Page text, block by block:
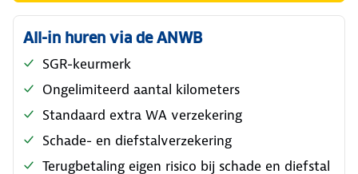
All-in huren via de ANWB
SGR-keurmerk
Ongelimiteerd aantal kilometers
Standaard extra WA verzekering
Schade- en diefstalverzekering
Terugbetaling eigen risico bij schade en diefstal